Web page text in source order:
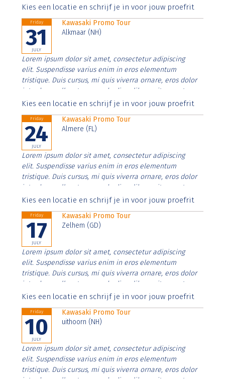
Aenean faucibus nibh et justo cursus id rutrum lorem
Kies een locatie en schrijf je in voor jouw proefrit
Friday
31
JULY
Kawasaki Promo Tour
Alkmaar (NH)
Lorem ipsum dolor sit amet, consectetur adipiscing
elit. Suspendisse varius enim in eros elementum
tristique. Duis cursus, mi quis viverra ornare, eros dolor
interdum nulla, ut commodo diam libero vitae erat.
Aenean faucibus nibh et justo cursus id rutrum lorem
Kies een locatie en schrijf je in voor jouw proefrit
Friday
24
JULY
Kawasaki Promo Tour
Almere (FL)
Lorem ipsum dolor sit amet, consectetur adipiscing
elit. Suspendisse varius enim in eros elementum
tristique. Duis cursus, mi quis viverra ornare, eros dolor
interdum nulla, ut commodo diam libero vitae erat.
Aenean faucibus nibh et justo cursus id rutrum lorem
Kies een locatie en schrijf je in voor jouw proefrit
Friday
17
JULY
Kawasaki Promo Tour
Zelhem (GD)
Lorem ipsum dolor sit amet, consectetur adipiscing
elit. Suspendisse varius enim in eros elementum
tristique. Duis cursus, mi quis viverra ornare, eros dolor
interdum nulla, ut commodo diam libero vitae erat.
Aenean faucibus nibh et justo cursus id rutrum lorem
Kies een locatie en schrijf je in voor jouw proefrit
Friday
10
JULY
Kawasaki Promo Tour
uithoorn (NH)
Lorem ipsum dolor sit amet, consectetur adipiscing
elit. Suspendisse varius enim in eros elementum
tristique. Duis cursus, mi quis viverra ornare, eros dolor
interdum nulla, ut commodo diam libero vitae erat.